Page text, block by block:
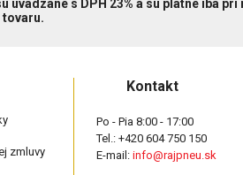
uvádzané s DPH 23% a sú platné iba
tovaru.
zmluvy
Kontakt
Po - Pia 8:00 - 17:00
Tel.: +420 604 750 150
E-mail: info@rajpneu.sk